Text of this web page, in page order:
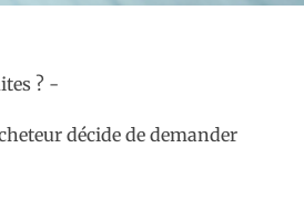
décide de demander